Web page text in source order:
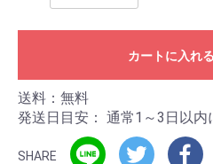
カートに入れる
送料：無料
発送日目安： 通常1～3日以内
SHARE